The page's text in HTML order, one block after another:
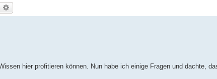
Suche
hier profitieren können. Nun habe ich einige Fragen und dachte,